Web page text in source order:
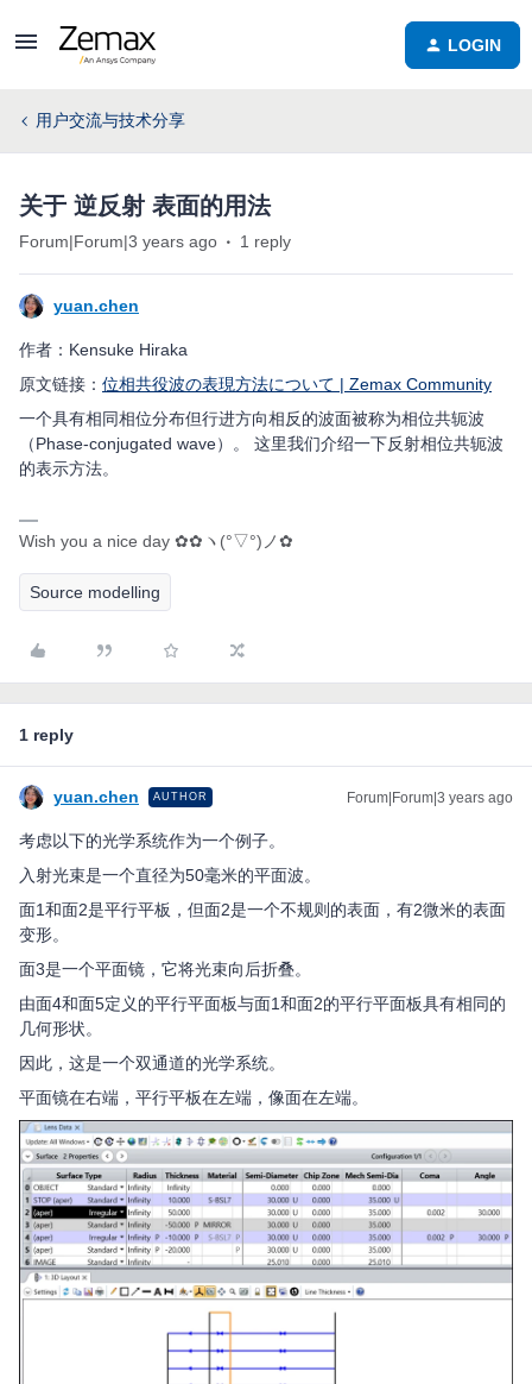
LOGIN
用户交流与技术分享
关于 逆反射 表面的用法
Forum|Forum|3 years ago 1 reply
yuan.chen
作者：Kensuke Hiraka
原文链接： 位相共役波の表現方法について | Zemax Community
一个具有相同相位分布但行进方向相反的波面被称为相位共轭波
（Phase-conjugated wave）。 这里我们介绍一下反射相位共轭波
的表示方法。
Wish you a nice day ✿✿ヽ(°▽°)ノ✿
Source modelling
1 reply
yuan.chen AUTHOR Forum|Forum|3 years ago
考虑以下的光学系统作为一个例子。
入射光束是一个直径为50毫米的平面波。
面1和面2是平行平板，但面2是一个不规则的表面，有2微米的表面
变形。
面3是一个平面镜，它将光束向后折叠。
由面4和面5定义的平行平面板与面1和面2的平行平面板具有相同的
几何形状。
因此，这是一个双通道的光学系统。
平面镜在右端，平行平板在左端，像面在左端。